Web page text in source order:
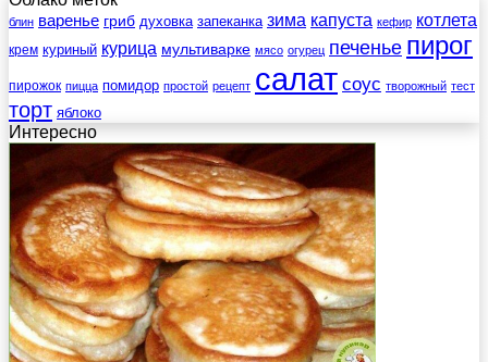
блин варенье гриб духовка запеканка зима капуста кефир котлета
крем куриный курица мультиварке мясо огурец печенье пирог
пирожок пицца помидор простой рецепт салат соус творожный тест
торт яблоко
Интересно